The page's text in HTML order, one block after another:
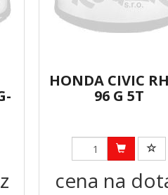
HONDA CIVIC
96 G 5T
cena na